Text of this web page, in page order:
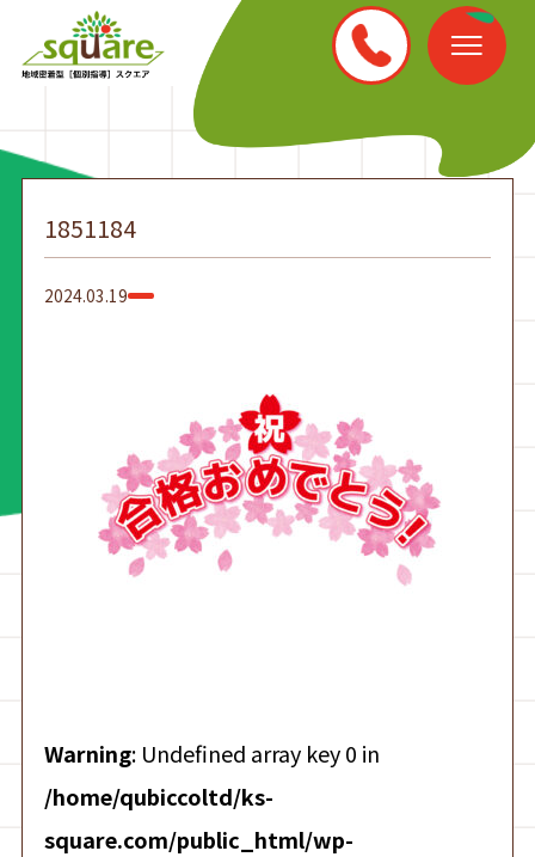
1851184
2024.03.19
Warning: Undefined array key 0 in
/home/qubiccoltd/ks-
square.com/public_html/wp-